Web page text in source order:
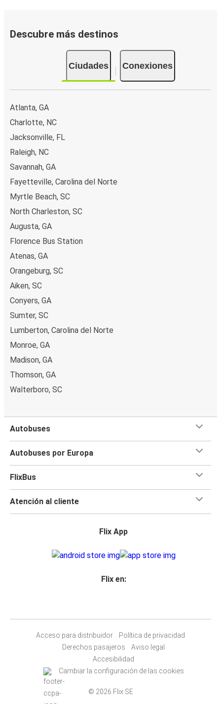
Descubre más destinos
Ciudades Conexiones
Atlanta, GA
Charlotte, NC
Jacksonville, FL
Raleigh, NC
Savannah, GA
Fayetteville, Carolina del Norte
Myrtle Beach, SC
North Charleston, SC
Augusta, GA
Florence Bus Station
Atenas, GA
Orangeburg, SC
Aiken, SC
Conyers, GA
Sumter, SC
Lumberton, Carolina del Norte
Monroe, GA
Madison, GA
Thomson, GA
Walterboro, SC
Autobuses
Autobuses por Europa
FlixBus
Atención al cliente
Flix App
Flix en:
Acceso para distribuidor
Política de privacidad
Derechos pasajeros
Aviso legal
Accesibilidad
Cambiar la configuración de las cookies
© 2026 Flix SE